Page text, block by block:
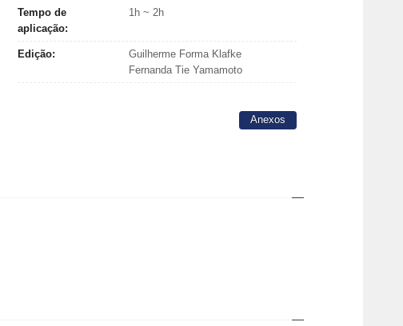
Tempo de
aplicação:
1h ~ 2h
Edição:
Guilherme Forma Klafke
Fernanda Tie Yamamoto
Anexos